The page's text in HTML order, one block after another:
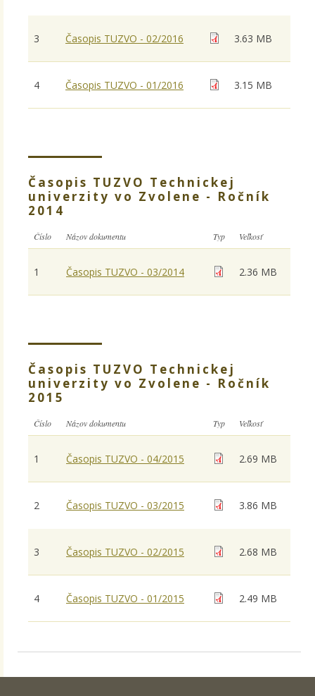
3 Časopis TUZVO - 02/2016 3.63 MB
4 Časopis TUZVO - 01/2016 3.15 MB
Časopis TUZVO Technickej
univerzity vo Zvolene - Ročník
2014
Číslo Názov dokumentu Typ Veľkosť
1 Časopis TUZVO - 03/2014 2.36 MB
Časopis TUZVO Technickej
univerzity vo Zvolene - Ročník
2015
Číslo Názov dokumentu Typ Veľkosť
1 Časopis TUZVO - 04/2015 2.69 MB
2 Časopis TUZVO - 03/2015 3.86 MB
3 Časopis TUZVO - 02/2015 2.68 MB
4 Časopis TUZVO - 01/2015 2.49 MB